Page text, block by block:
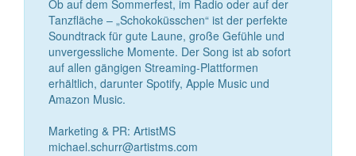
Ob auf dem Sommerfest, im Radio oder auf der
Tanzfläche – „Schokoküsschen“ ist der perfekte
Soundtrack für gute Laune, große Gefühle und
unvergessliche Momente. Der Song ist ab sofort
auf allen gängigen Streaming-Plattformen
erhältlich, darunter Spotify, Apple Music und
Amazon Music.
Marketing & PR: ArtistMS
michael.schurr@artistms.com